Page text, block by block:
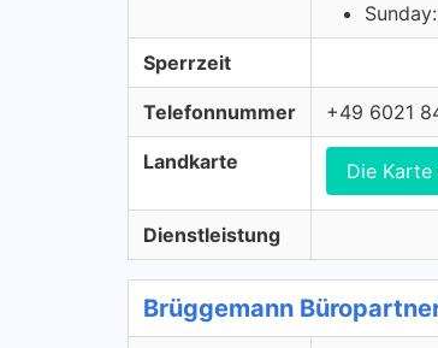
Sperrzeit
Telefonnummer +49 6021
Landkarte Die Karte
Dienstleistung
Brüggemann